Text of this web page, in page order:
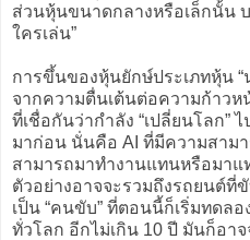
ส่วนหุ้นขนาดกลางหรือเล็กนั้น บ
ใครเล่น”
การขึ้นของหุ้นยักษ์ประเภทหุ้น “
จากความตื่นเต้นต่อความก้าวห
ที่เชื่อกันว่ากำลัง “เปลี่ยนโลก”
มาก่อน นั่นคือ AI ที่มีความสามา
สามารถมาทำงานแทนหรือมาแ
ตัวอย่างอาจจะรวมถึงรถยนต์ที่
เป็น “คนขับ” ที่ตอนนี้ก็เริ่มทดล
ทั่วโลก อีกไม่เกิน 10 ปี มันก็อา